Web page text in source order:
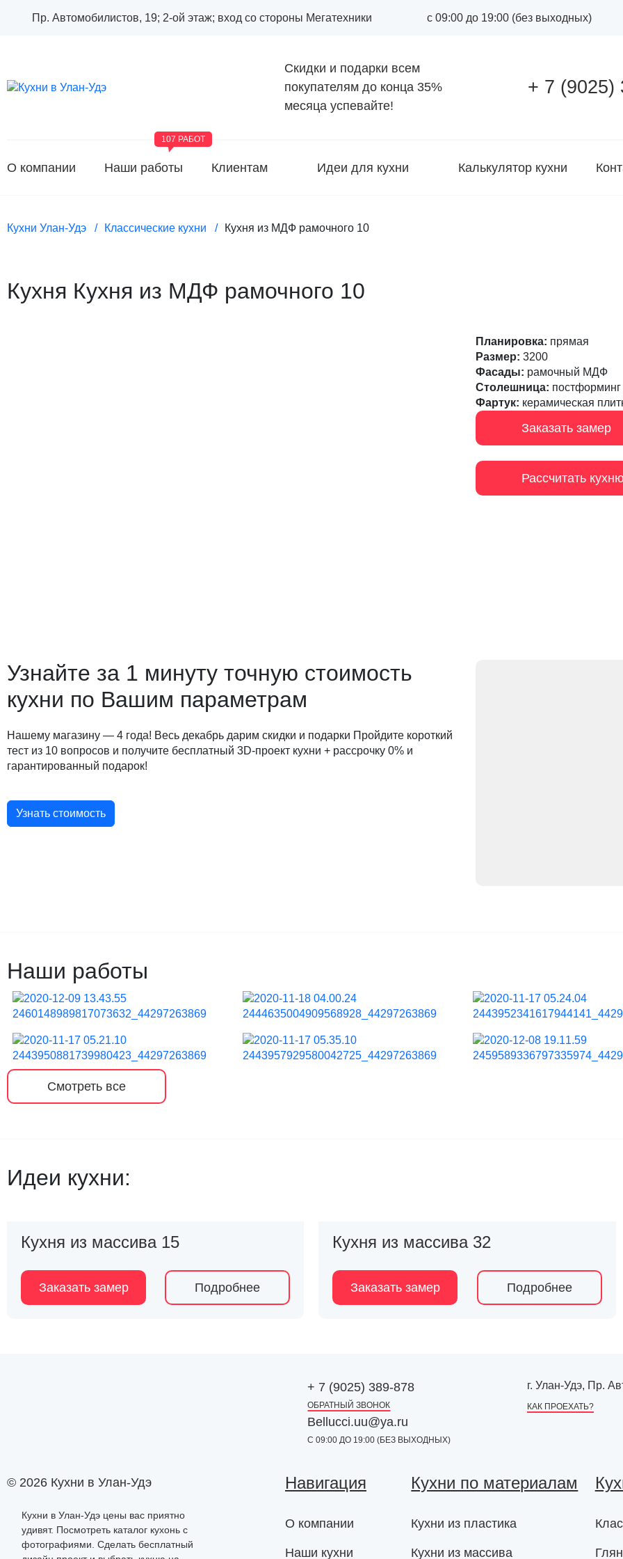
Пр. Автомобилистов, 19; 2-ой этаж; вход со стороны Мегатехники с 09:00 до 19:00 (без выходных)
Скидки и подарки всем
покупателям до конца 35%
месяца успевайте!
+ 7 (9025)
О компании
107 РАБОТ
Наши работы Клиентам Идеи для кухни Калькулятор кухни
Кухни Улан-Удэ Классические кухни Кухня из МДФ рамочного 10
Кухня Кухня из МДФ рамочного 10
Планировка: прямая
Размер: 3200
Фасады: рамочный МДФ
Столешница: постформинг
Фартук: керамическая
Заказать замер
Рассчитать
Узнайте за 1 минуту точную стоимость
кухни по Вашим параметрам
Нашему магазину — 4 года! Весь декабрь дарим скидки и подарки Пройдите короткий
тест из 10 вопросов и получите бесплатный 3D-проект кухни + рассрочку 0% и
гарантированный подарок!
Узнать стоимость
Наши работы
Смотреть все
Идеи кухни:
Кухня из массива 15
Заказать замер Подробнее
Кухня из массива 32
Заказать замер Подробнее
+ 7 (9025) 389-878
ОБРАТНЫЙ ЗВОНОК
г. Улан-Удэ, Пр.
КАК ПРОЕХАТЬ?
Bellucci.uu@ya.ru
С 09:00 ДО 19:00 (БЕЗ ВЫХОДНЫХ)
© 2026 Кухни в Улан-Удэ
Кухни в Улан-Удэ цены вас приятно
удивят. Посмотреть каталог кухонь с
фотографиями. Сделать бесплатный
Навигация
О компании
Наши кухни
Кухни по материалам
Кухни из пластика
Кухни из массива